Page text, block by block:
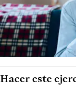
Hacer este